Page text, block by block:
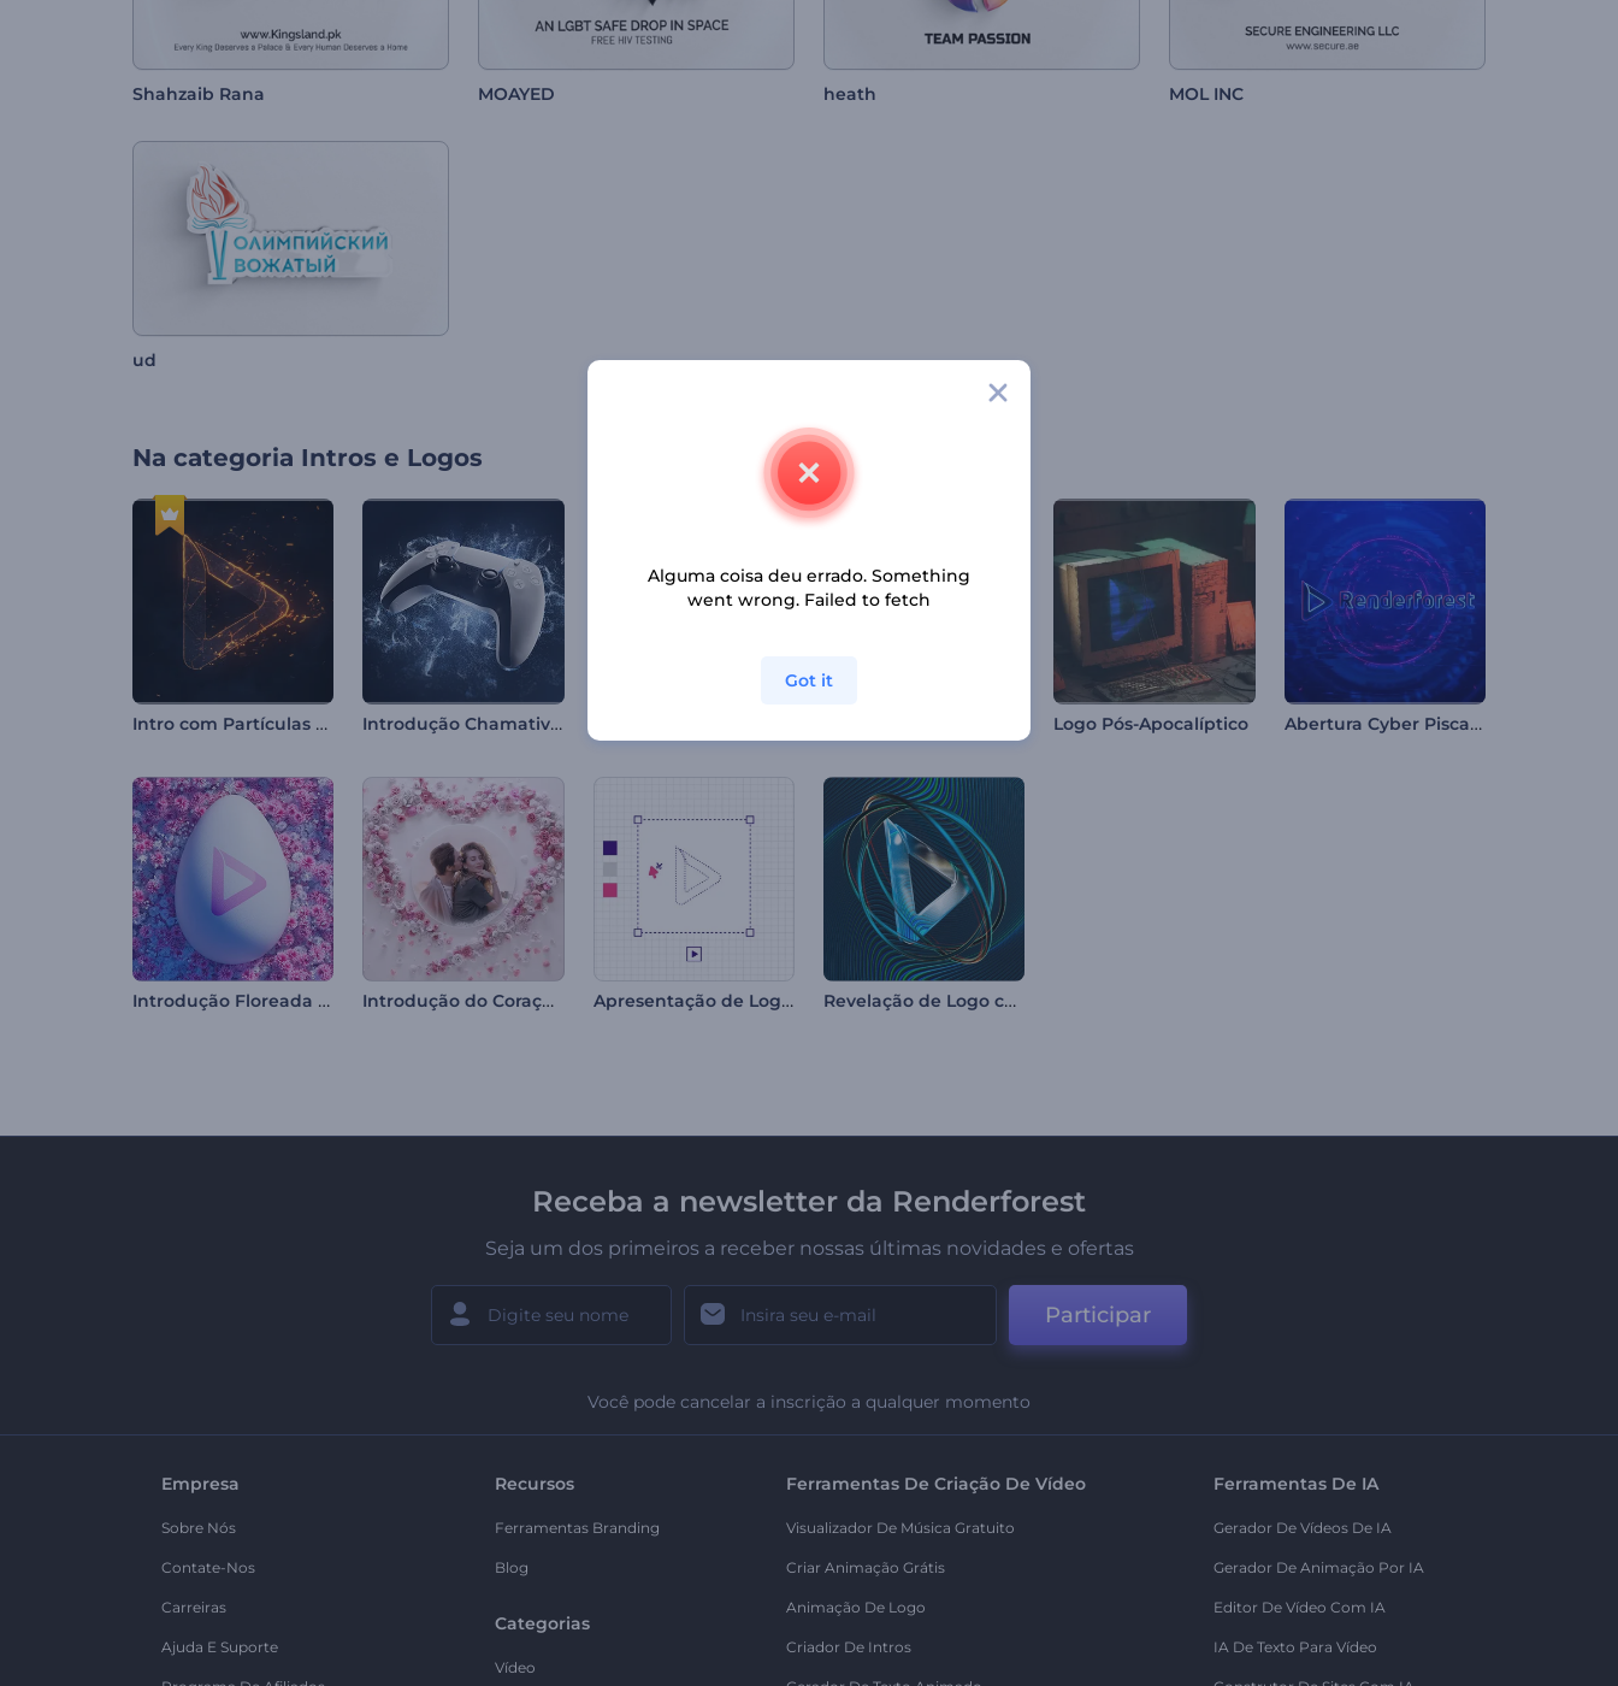
Shahzaib Rana MOAYED heath MOL INC
ud
Na categoria Intros e Logos
Intro com Partículas em Chamas Introdução Chamativa com Controle de Videogame Logo Pós-Apocalíptico Abertura Cyber Piscando
Introdução Floreada de Ovo de Páscoa Introdução do Coração de Flores do Dia dos Namorados Apresentação de Logo - Estilo Designer Revelação de Logo com Anéis em Espiral
Receba a newsletter da Renderforest
Seja um dos primeiros a receber nossas últimas novidades e ofertas
Participar
Você pode cancelar a inscrição a qualquer momento
Empresa
Sobre Nós
Contate-Nos
Carreiras
Ajuda E Suporte
Recursos
Ferramentas Branding
Blog
Categorias
Vídeo
Ferramentas De Criação De Vídeo
Visualizador De Música Gratuito
Criar Animação Grátis
Animação De Logo
Criador De Intros
Ferramentas De IA
Gerador De Vídeos De IA
Gerador De Animação Por IA
Editor De Vídeo Com IA
IA De Texto Para Vídeo
Alguma coisa deu errado. Something
went wrong. Failed to fetch
Got it